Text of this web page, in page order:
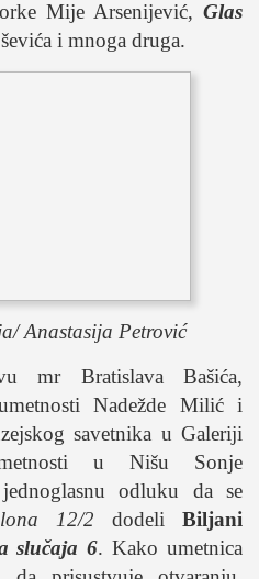
Mije Arsenijević,Glas
i mnoga druga.
Anastasija Petrović
mr Bratislava Bašića,
Nadežde Milić i
savetnika u Galeriji
u Nišu Sonje
odluku da se
12/2 dodeli Biljani
slučaja 6. Kako umetnica